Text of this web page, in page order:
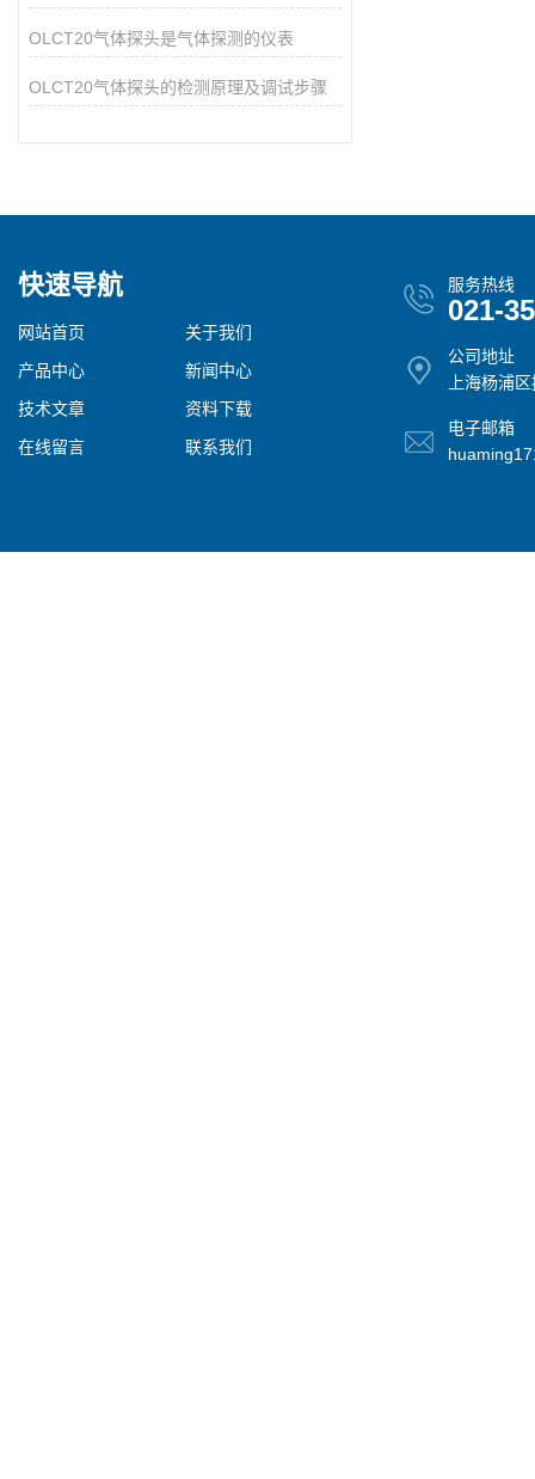
OLCT20气体探头是气体探测的仪表
OLCT20气体探头的检测原理及调试步骤
快速导航
网站首页
关于我们
产品中心
新闻中心
技术文章
资料下载
在线留言
联系我们
服务热线
021-
公司地址
上海杨浦
电子邮箱